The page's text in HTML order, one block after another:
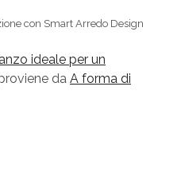
con Smart Arredo Design
ideale per un
da A forma di